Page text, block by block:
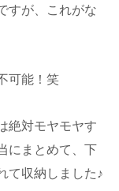
すが、これがな
可能！笑
絶対モヤモヤす
にまとめて、下
て収納しました♪